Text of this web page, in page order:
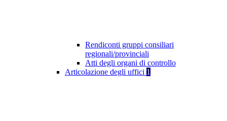
Rendiconti gruppi consiliari
regionali/provinciali
Atti degli organi di controllo
Articolazione degli uffici 1